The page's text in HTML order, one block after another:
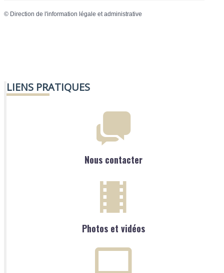
© Direction de l'information légale et administrative
LIENS PRATIQUES
Nous contacter
Photos et vidéos